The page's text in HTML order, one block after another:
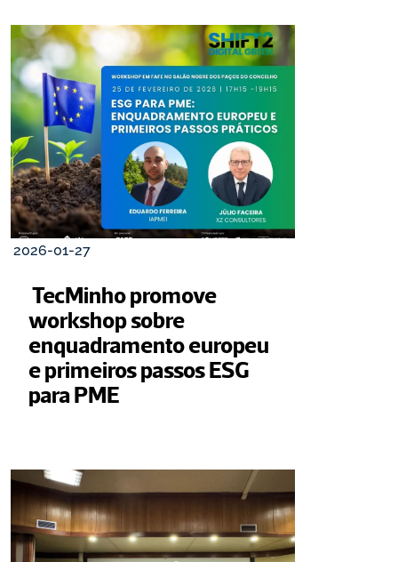
2026-01-27
TecMinho promove
workshop sobre
enquadramento europeu
e primeiros passos ESG
para PME